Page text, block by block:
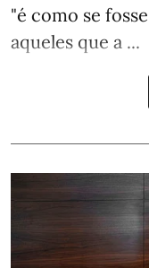
"é como se
aqueles que a ...